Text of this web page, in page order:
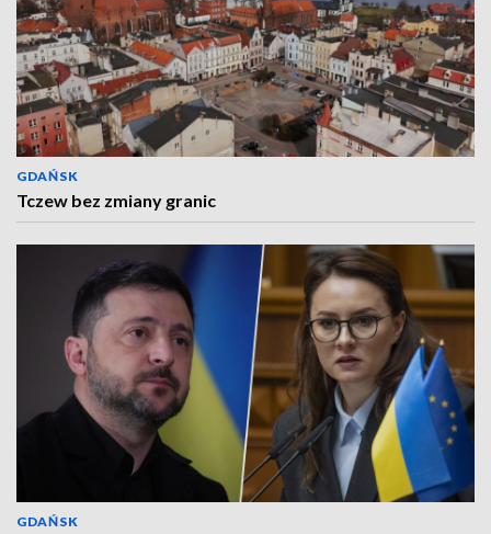
GDAŃSK
Tczew bez zmiany granic
GDAŃSK